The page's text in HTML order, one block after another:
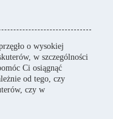
o wysokiej
w szczególności
Ci osiągnąć
od tego, czy
czy w